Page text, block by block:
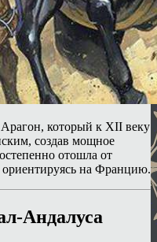
который к XII веку
создав мощное
отошла от
на Францию.
Андалуса